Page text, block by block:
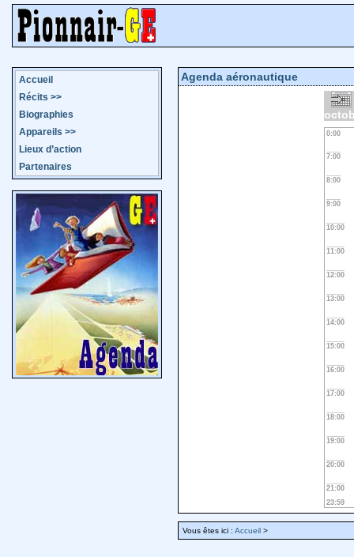
Accueil
Récits >>
Biographies
Appareils >>
Lieux d’action
Partenaires
Agenda aéronautique
0:00
7:00
8:00
9:00
10:00
11:00
12:00
13:00
14:00
15:00
16:00
17:00
18:00
19:00
20:00
21:00
23:59
Vous êtes ici : Accueil >